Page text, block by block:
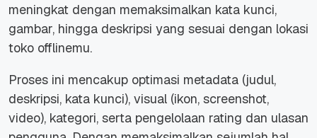
meningkat dengan memaksimalkan kata kunci,
gambar, hingga deskripsi yang sesuai dengan lokasi
toko offlinemu.
Proses ini mencakup optimasi metadata (judul,
deskripsi, kata kunci), visual (ikon, screenshot,
video), kategori, serta pengelolaan rating dan ulasan